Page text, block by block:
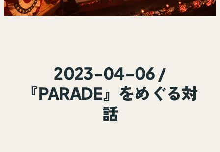
2023-04-06 /
『PARADE』をめぐる対
話